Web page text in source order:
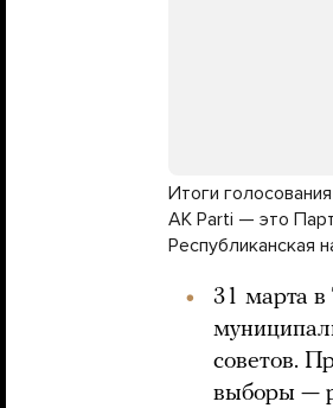
Итоги
AK Parti — это
Республиканская
31 марта в
советов.
выборы —